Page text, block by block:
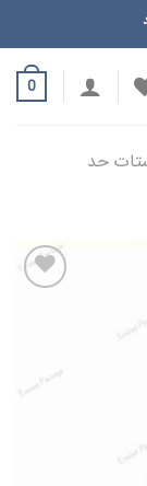
0
حد